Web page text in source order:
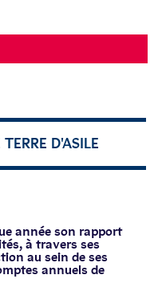
D'ASILE
année son rapport
à travers ses
au sein de ses
annuels de